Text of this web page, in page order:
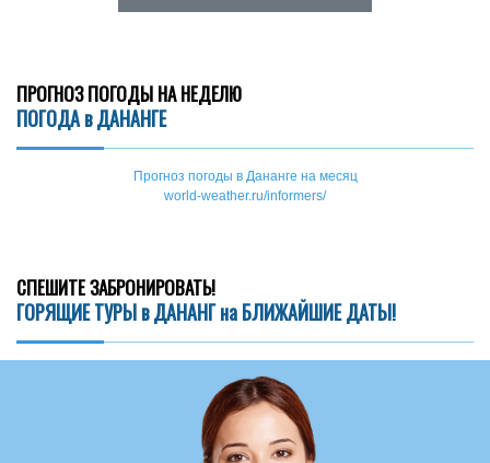
ПРОГНОЗ ПОГОДЫ НА НЕДЕЛЮ
ПОГОДА в ДАНАНГЕ
Прогноз погоды в Дананге на месяц
world-weather.ru/informers/
СПЕШИТЕ ЗАБРОНИРОВАТЬ!
ГОРЯЩИЕ ТУРЫ в ДАНАНГ на БЛИЖАЙШИЕ ДАТЫ!